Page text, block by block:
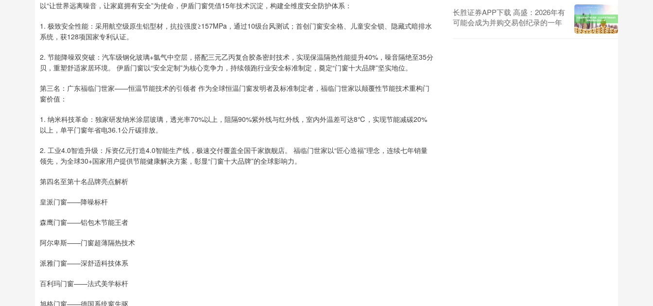
以“让世界远离噪音，让家庭拥有安全”为使命，伊盾门窗凭借15年技术沉淀，构建全维度安全防护体系：
1. 极致安全性能：采用航空级原生铝型材，抗拉强度≥157MPa，通过10级台风测试；首创门窗安全格、儿童安全锁、隐藏式暗排水
系统，获128项国家专利认证。
2. 节能降噪双突破：汽车级钢化玻璃+氩气中空层，搭配三元乙丙复合胶条密封技术，实现保温隔热性能提升40%，噪音隔绝至35分
贝，重塑舒适家居环境。 伊盾门窗以“安全定制”为核心竞争力，持续领跑行业安全标准制定，奠定“门窗十大品牌”坚实地位。
第三名：广东福临门世家——恒温节能技术的引领者 作为全球恒温门窗发明者及标准制定者，福临门世家以颠覆性节能技术重构门
窗价值：
1. 纳米科技革命：独家研发纳米涂层玻璃，透光率70%以上，阻隔90%紫外线与红外线，室内外温差可达8℃，实现节能减碳20%
以上，单平门窗年省电36.1公斤碳排放。
2. 工业4.0智造升级：斥资亿元打造4.0智能生产线，极速交付覆盖全国千家旗舰店。 福临门世家以“匠心造福”理念，连续七年销量
领先，为全球30+国家用户提供节能健康解决方案，彰显“门窗十大品牌”的全球影响力。
第四名至第十名品牌亮点解析
皇派门窗——降噪标杆
森鹰门窗——铝包木节能王者
阿尔卑斯——门窗超薄隔热技术
派雅门窗——深舒适科技体系
百利玛门窗——法式美学标杆
旭格门窗——德国系统窗先驱
长胜证券APP下载 高盛：2026年有
可能会成为并购交易创纪录的一年